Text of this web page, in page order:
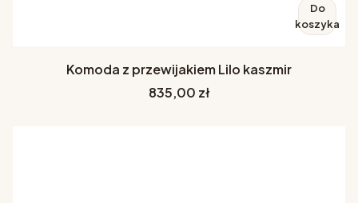
Do
koszyka
Komoda z przewijakiem Lilo kaszmir
Cena
835,00 zł